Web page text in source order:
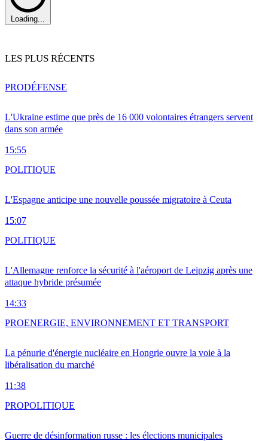
Loading...
LES PLUS RÉCENTS
L'Ukraine estime que près de 16 000 volontaires étrangers servent
dans son armée
15:55
PRODÉFENSE
L'Espagne anticipe une nouvelle poussée migratoire à Ceuta
15:07
POLITIQUE
L'Allemagne renforce la sécurité à l'aéroport de Leipzig après une
attaque hybride présumée
14:33
POLITIQUE
La pénurie d'énergie nucléaire en Hongrie ouvre la voie à la
libéralisation du marché
11:38
PROENERGIE, ENVIRONNEMENT ET TRANSPORT
Guerre de désinformation russe : les élections municipales
PROPOLITIQUE